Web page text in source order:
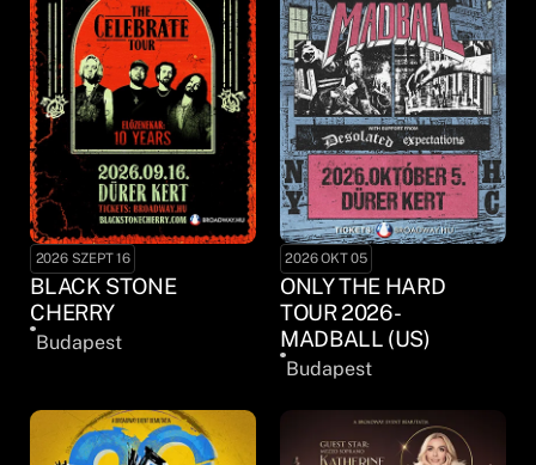
2026 SZEPT 16
BLACK STONE
CHERRY
Budapest
2026 OKT 05
ONLY THE HARD
TOUR 2026 -
MADBALL (US)
Budapest